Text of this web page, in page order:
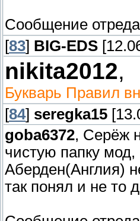
Сообщение
[83] BIG-EDS
nikita2012,
Букварь Правил
[84] seregka15
goba6372, Серёж
чистую папку
Аберден(Англия)
так понял и не то